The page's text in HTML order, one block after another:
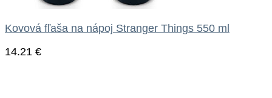
Kovová fľaša na nápoj Stranger Things 550 ml
14.21 €